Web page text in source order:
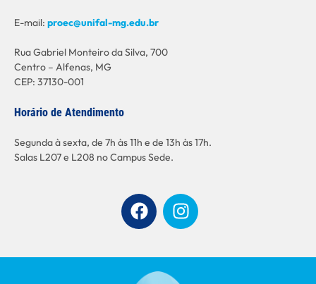
E-mail: proec@unifal-mg.edu.br
Rua Gabriel Monteiro da Silva, 700
Centro – Alfenas, MG
CEP: 37130-001
Horário de Atendimento
Segunda à sexta, de 7h às 11h e de 13h às 17h.
Salas L207 e L208 no Campus Sede.